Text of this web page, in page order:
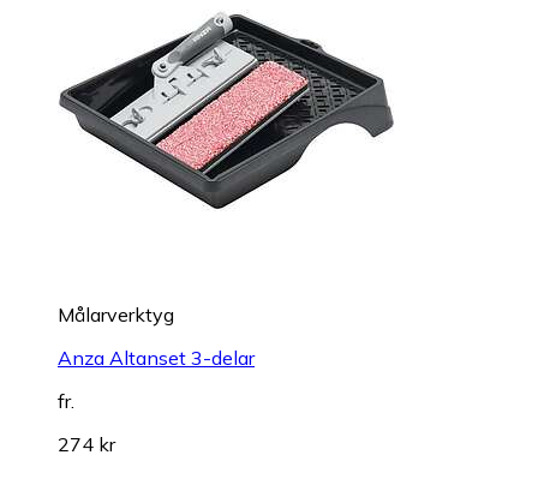
Målarverktyg
Anza Altanset 3-delar
fr.
274 kr